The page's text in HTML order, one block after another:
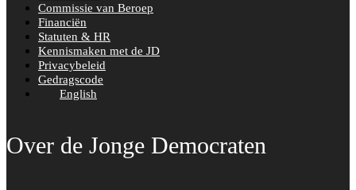
Commissie van Beroep
Financiën
Statuten & HR
Kennismaken met de JD
Privacybeleid
Gedragscode
English
Over de Jonge Democraten